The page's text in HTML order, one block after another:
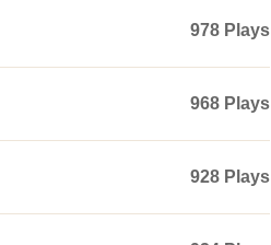
978 Plays
968 Plays
928 Plays